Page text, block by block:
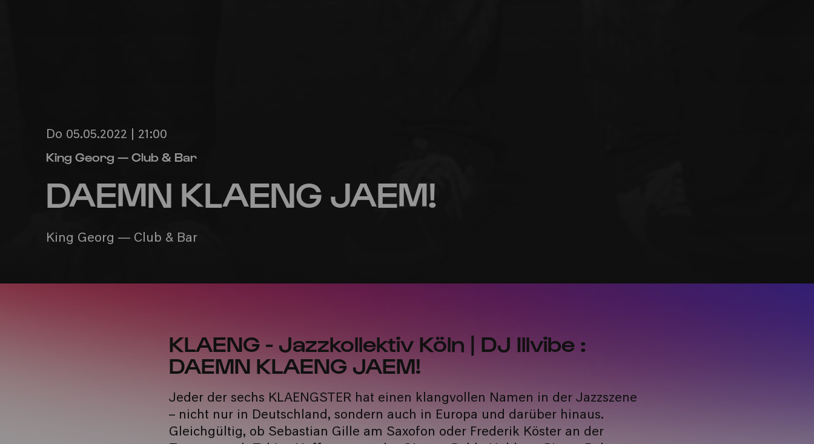
Do 05.05.2022 | 21:00
King Georg — Club & Bar
DAEMN KLAENG JAEM!
King Georg — Club & Bar
KLAENG - Jazzkollektiv Köln | DJ Illvibe :
DAEMN KLAENG JAEM!
Jeder der sechs KLAENGSTER hat einen klangvollen Namen in der Jazzszene
– nicht nur in Deutschland, sondern auch in Europa und darüber hinaus.
Gleichgültig, ob Sebastian Gille am Saxofon oder Frederik Köster an der